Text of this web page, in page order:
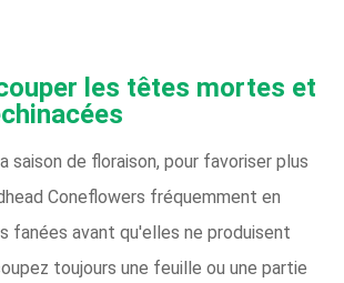
les têtes mortes et
saison de floraison, pour favoriser plus
Coneflowers fréquemment en
fanées avant qu'elles ne produisent
toujours une feuille ou une partie